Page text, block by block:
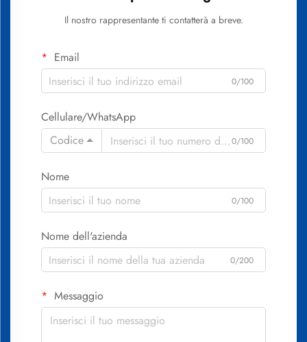
Il nostro rappresentante ti contatterà a breve.
Email
0/100
Cellulare/WhatsApp
Codice
0/100
Nome
0/100
Nome dell'azienda
0/200
Messaggio